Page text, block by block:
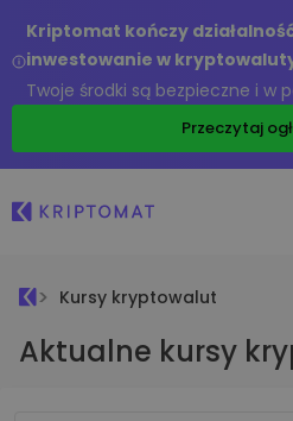
Kriptomat kończy
inwestowanie w
Twoje środki są bezpieczne i w
Przeczytaj
Kursy kryptowalut
Aktualne kursy